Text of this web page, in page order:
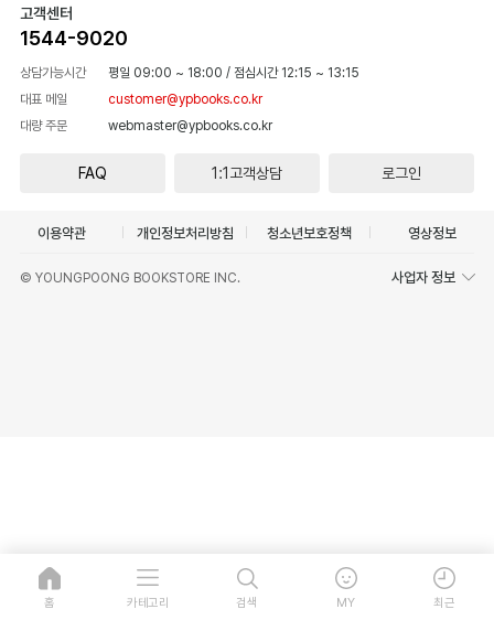
고객센터
1544-9020
상담가능시간 평일 09:00 ~ 18:00 / 점심시간 12:15 ~ 13:15
대표 메일
customer@ypbooks.co.kr
대량 주문
webmaster@ypbooks.co.kr
FAQ 1:1고객상담 로그인
이용약관 개인정보처리방침 청소년보호정책 영상정보
© YOUNGPOONG BOOKSTORE INC. 사업자 정보
홈 카테고리 검색 MY 최근